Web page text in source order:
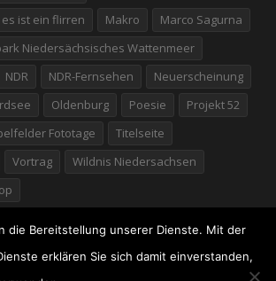
ist ein flirren
Makro
Marco Sagurna
Niedersächsisches Wattenmeer
NDR NDR-Fernsehen
Neuerscheinung
Oldenburg Poesie
Projekt 52
Fototage
Titelseite
Vortrag
Wildnis Niedersachsen
die Bereitstellung unserer Dienste. Mit der
erklären Sie sich damit einverstanden,